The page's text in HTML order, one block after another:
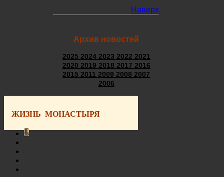
Наверх
Архив новостей
2025 2024 2023 2022 2021
2020 2019 2018 2017 2016
20152011200920082007
2006
ЖИЗНЬ МОНАСТЫРЯ